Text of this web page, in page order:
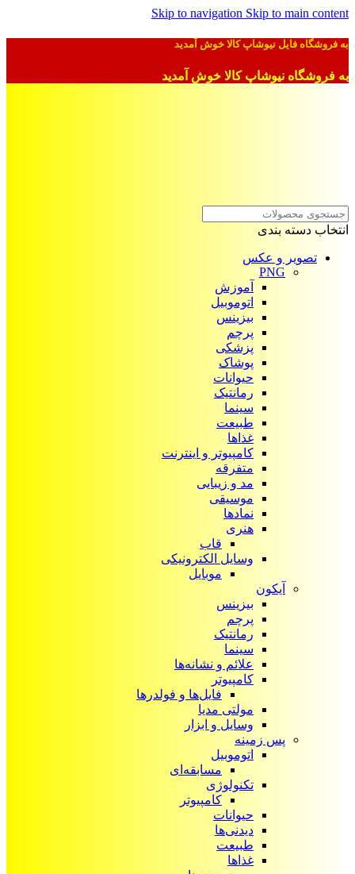
Skip to navigation Skip to main content
به فروشگاه فایل نیوشاپ کالا خوش آمدید
به فروشگاه نیوشاپ کالا خوش آمدید
انتخاب دسته بندی
تصویر و عکس
PNG
آموزش
اتوموبیل
بیزینس
پرچم
پزشکی
پوشاک
حیوانات
رمانتیک
سینما
طبیعت
غذاها
کامپیوتر و اینترنت
متفرقه
مد و زیبایی
موسیقی
نمادها
هنری
قاب
وسایل الکترونیکی
موبایل
آیکون‌
بیزینس
پرچم
رمانتیک
سینما
علائم و نشانه‌ها
کامپیوتر
فایل‌ها و فولدرها
مولتی مدیا
وسایل و ابزار
پس زمینه
اتوموبیل
مسابقه‌ای
تکنولوژی
کامپیوتر
حیوانات
دیدنی‌ها
طبیعت
غذاها